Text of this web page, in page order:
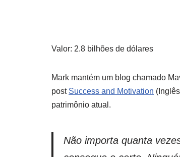
Valor: 2.8 bilhões de dólares
Mark mantém um blog chamado
post Success and Motivation
patrimônio atual.
Não importa quanta